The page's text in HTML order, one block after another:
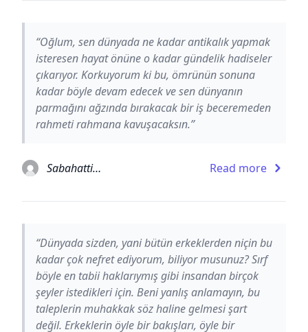
“Oğlum, sen dünyada ne kadar antikalık yapmak
isteresen hayat önüne o kadar gündelik hadiseler
çıkarıyor. Korkuyorum ki bu, ömrünün sonuna
kadar böyle devam edecek ve sen dünyanın
parmağını ağzında bırakacak bir iş beceremeden
rahmeti rahmana kavuşacaksın.”
Sabahattin Ali Read more
“Dünyada sizden, yani bütün erkeklerden niçin bu
kadar çok nefret ediyorum, biliyor musunuz? Sırf
böyle en tabii haklarıymış gibi insandan birçok
şeyler istedikleri için. Beni yanlış anlamayın, bu
taleplerin muhakkak söz haline gelmesi şart
değil. Erkeklerin öyle bir bakışları, öyle bir